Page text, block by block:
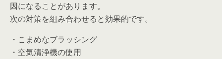
因になることがあります。
次の対策を組み合わせると効果的です。
・こまめなブラッシング
・空気清浄機の使用